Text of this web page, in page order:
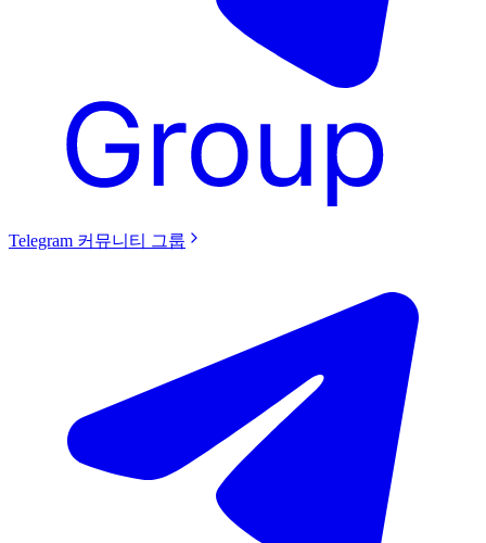
Telegram 커뮤니티 그룹